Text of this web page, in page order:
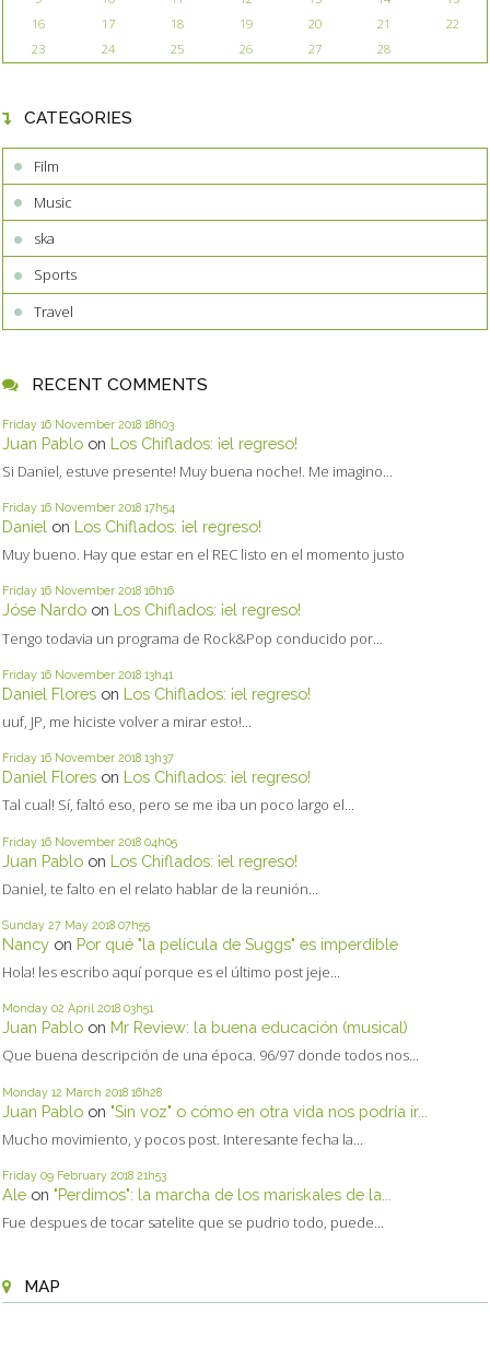
16
17 18 19 20 21
22
23
24 25 26 27 28
CATEGORIES
Film
Music
ska
Sports
Travel
RECENT COMMENTS
Friday 16 November 2018 18h03
Juan Pablo on Los Chiflados: ¡el regreso!
Si Daniel, estuve presente! Muy buena noche!. Me imagino...
Friday 16 November 2018 17h54
Daniel on Los Chiflados: ¡el regreso!
Muy bueno. Hay que estar en el REC listo en el momento justo
Friday 16 November 2018 16h16
Jóse Nardo on Los Chiflados: ¡el regreso!
Tengo todavia un programa de Rock&Pop conducido por...
Friday 16 November 2018 13h41
Daniel Flores on Los Chiflados: ¡el regreso!
uuf, JP, me hiciste volver a mirar esto!...
Friday 16 November 2018 13h37
Daniel Flores on Los Chiflados: ¡el regreso!
Tal cual! Sí, faltó eso, pero se me iba un poco largo el...
Friday 16 November 2018 04h05
Juan Pablo on Los Chiflados: ¡el regreso!
Daniel, te falto en el relato hablar de la reunión...
Sunday 27 May 2018 07h55
Nancy on Por qué "la película de Suggs" es imperdible
Hola! les escribo aquí porque es el último post jeje...
Monday 02 April 2018 03h51
Juan Pablo on Mr Review: la buena educación (musical)
Que buena descripción de una época. 96/97 donde todos nos...
Monday 12 March 2018 16h28
Juan Pablo on "Sin voz" o cómo en otra vida nos podría ir...
Mucho movimiento, y pocos post. Interesante fecha la...
Friday 09 February 2018 21h53
Ale on "Perdimos": la marcha de los mariskales de la...
Fue despues de tocar satelite que se pudrio todo, puede...
MAP